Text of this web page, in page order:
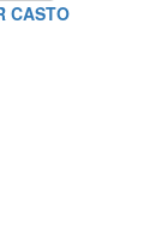
CASTO